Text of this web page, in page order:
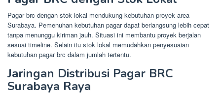
Pagar brc dengan stok lokal mendukung kebutuhan proyek area
Surabaya. Pemenuhan kebutuhan pagar dapat berlangsung lebih cepat
tanpa menunggu kiriman jauh. Situasi ini membantu proyek berjalan
sesuai timeline. Selain itu stok lokal memudahkan penyesuaian
kebutuhan pagar brc dalam jumlah tertentu.
Jaringan Distribusi Pagar BRC
Surabaya Raya